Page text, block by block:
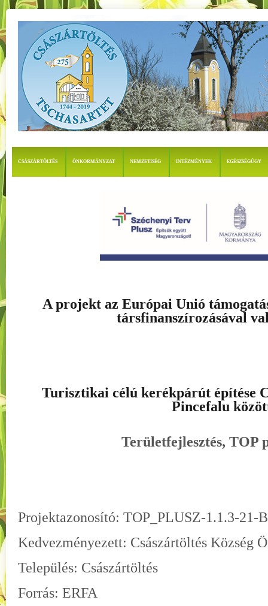
CSÁSZÁRTÖLTÉS ÖNKORMÁNYZAT NEMZETISÉG INTÉZMÉNYEK EGÉSZSÉGÜGY
A projekt az Európai Unió
társfinanszírozásával
Turisztikai célú kerékpárút építése
Pincefalu
Területfejlesztés, TOP
Projektazonosító: TOP_PLUSZ-1.1.3-21-
Kedvezményezett: Császártöltés Község
Település: Császártöltés
Forrás: ERFA